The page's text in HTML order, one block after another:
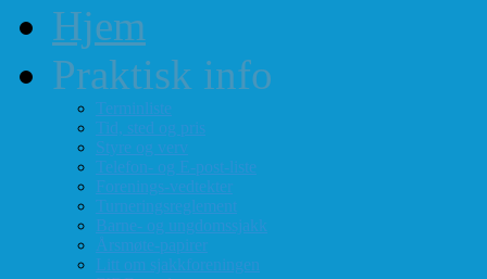
Hjem
Praktisk info
Terminliste
Tid, sted og pris
Styre og verv
Telefon- og E-post-liste
Forenings-vedtekter
Turneringsreglement
Barne- og ungdomssjakk
Årsmøte-papirer
Litt om sjakkforeningen